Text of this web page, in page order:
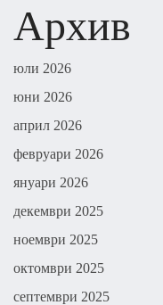
Архив
юли 2026
юни 2026
април 2026
февруари 2026
януари 2026
декември 2025
ноември 2025
октомври 2025
септември 2025